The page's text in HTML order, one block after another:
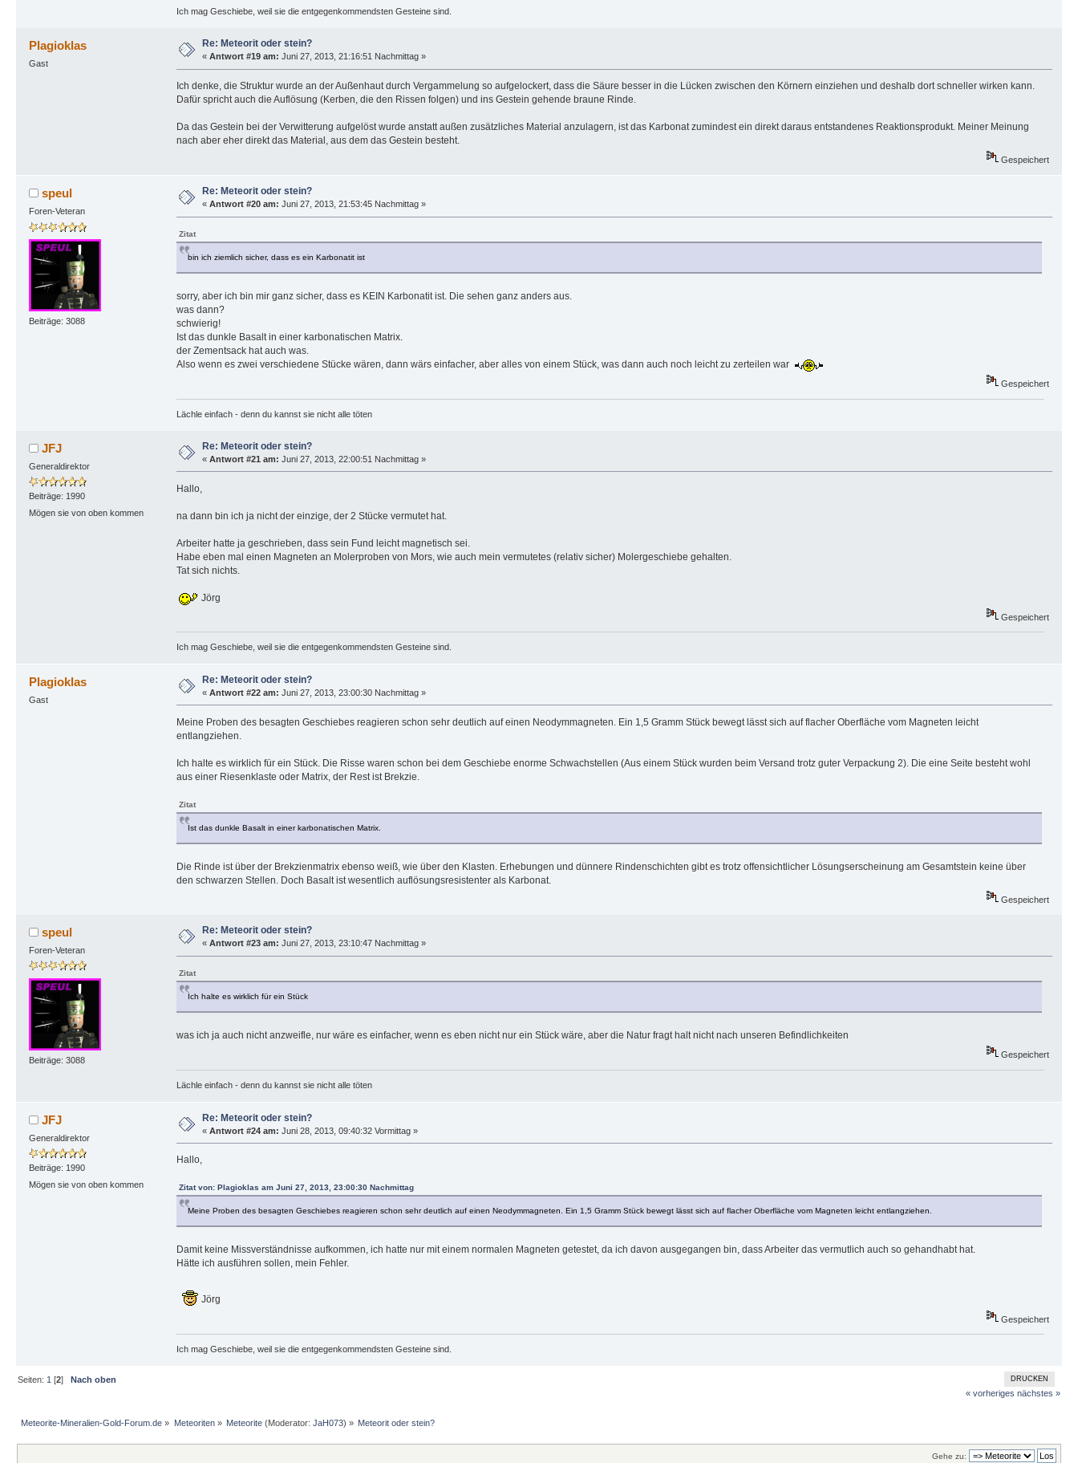
Ich mag Geschiebe, weil sie die entgegenkommendsten Gesteine sind.
Plagioklas
Gast
Re: Meteorit oder stein?
« Antwort #19 am: Juni 27, 2013, 21:16:51 Nachmittag »
Ich denke, die Struktur wurde an der Außenhaut durch Vergammelung so aufgelockert, dass die Säure besser in die Lücken zwischen den Körnern einziehen und deshalb dort schneller wirken kann.
Dafür spricht auch die Auflösung (Kerben, die den Rissen folgen) und ins Gestein gehende braune Rinde.
Da das Gestein bei der Verwitterung aufgelöst wurde anstatt außen zusätzliches Material anzulagern, ist das Karbonat zumindest ein direkt daraus entstandenes Reaktionsprodukt. Meiner Meinung
nach aber eher direkt das Material, aus dem das Gestein besteht.
Gespeichert
speul
Foren-Veteran
Beiträge: 3088
Re: Meteorit oder stein?
« Antwort #20 am: Juni 27, 2013, 21:53:45 Nachmittag »
Zitat
bin ich ziemlich sicher, dass es ein Karbonatit ist
sorry, aber ich bin mir ganz sicher, dass es KEIN Karbonatit ist. Die sehen ganz anders aus.
was dann?
schwierig!
Ist das dunkle Basalt in einer karbonatischen Matrix.
der Zementsack hat auch was.
Also wenn es zwei verschiedene Stücke wären, dann wärs einfacher, aber alles von einem Stück, was dann auch noch leicht zu zerteilen war
Gespeichert
Lächle einfach - denn du kannst sie nicht alle töten
JFJ
Generaldirektor
Beiträge: 1990
Mögen sie von oben kommen
Re: Meteorit oder stein?
« Antwort #21 am: Juni 27, 2013, 22:00:51 Nachmittag »
Hallo,
na dann bin ich ja nicht der einzige, der 2 Stücke vermutet hat.
Arbeiter hatte ja geschrieben, dass sein Fund leicht magnetisch sei.
Habe eben mal einen Magneten an Molerproben von Mors, wie auch mein vermutetes (relativ sicher) Molergeschiebe gehalten.
Tat sich nichts.
Jörg
Gespeichert
Ich mag Geschiebe, weil sie die entgegenkommendsten Gesteine sind.
Plagioklas
Gast
Re: Meteorit oder stein?
« Antwort #22 am: Juni 27, 2013, 23:00:30 Nachmittag »
Meine Proben des besagten Geschiebes reagieren schon sehr deutlich auf einen Neodymmagneten. Ein 1,5 Gramm Stück bewegt lässt sich auf flacher Oberfläche vom Magneten leicht
entlangziehen.
Ich halte es wirklich für ein Stück. Die Risse waren schon bei dem Geschiebe enorme Schwachstellen (Aus einem Stück wurden beim Versand trotz guter Verpackung 2). Die eine Seite besteht wohl
aus einer Riesenklaste oder Matrix, der Rest ist Brekzie.
Zitat
Ist das dunkle Basalt in einer karbonatischen Matrix.
Die Rinde ist über der Brekzienmatrix ebenso weiß, wie über den Klasten. Erhebungen und dünnere Rindenschichten gibt es trotz offensichtlicher Lösungserscheinung am Gesamtstein keine über
den schwarzen Stellen. Doch Basalt ist wesentlich auflösungsresistenter als Karbonat.
Gespeichert
speul
Foren-Veteran
Beiträge: 3088
Re: Meteorit oder stein?
« Antwort #23 am: Juni 27, 2013, 23:10:47 Nachmittag »
Zitat
Ich halte es wirklich für ein Stück
was ich ja auch nicht anzweifle, nur wäre es einfacher, wenn es eben nicht nur ein Stück wäre, aber die Natur fragt halt nicht nach unseren Befindlichkeiten
Gespeichert
Lächle einfach - denn du kannst sie nicht alle töten
JFJ
Generaldirektor
Beiträge: 1990
Mögen sie von oben kommen
Re: Meteorit oder stein?
« Antwort #24 am: Juni 28, 2013, 09:40:32 Vormittag »
Hallo,
Zitat von: Plagioklas am Juni 27, 2013, 23:00:30 Nachmittag
Meine Proben des besagten Geschiebes reagieren schon sehr deutlich auf einen Neodymmagneten. Ein 1,5 Gramm Stück bewegt lässt sich auf flacher Oberfläche vom Magneten leicht entlangziehen.
Damit keine Missverständnisse aufkommen, ich hatte nur mit einem normalen Magneten getestet, da ich davon ausgegangen bin, dass Arbeiter das vermutlich auch so gehandhabt hat.
Hätte ich ausführen sollen, mein Fehler.
Jörg
Gespeichert
Ich mag Geschiebe, weil sie die entgegenkommendsten Gesteine sind.
DRUCKEN
Seiten: 1 [2]Nach oben
« vorheriges nächstes »
Meteorite-Mineralien-Gold-Forum.de » Meteoriten» Meteorite(Moderator: JaH073) » Meteorit oder stein?
Gehe zu: